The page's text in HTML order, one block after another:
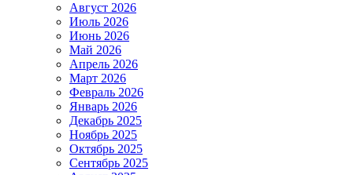
Август 2026
Июль 2026
Июнь 2026
Май 2026
Апрель 2026
Март 2026
Февраль 2026
Январь 2026
Декабрь 2025
Ноябрь 2025
Октябрь 2025
Сентябрь 2025